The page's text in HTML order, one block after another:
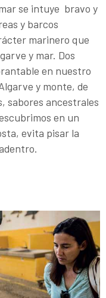
se intuye bravo y
y barcos
marinero que
y mar. Dos
en nuestro
y monte, de
sabores ancestrales
en un
evita pisar la